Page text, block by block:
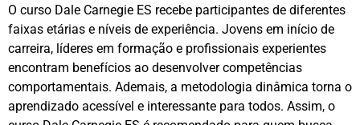
O curso Dale Carnegie ES recebe participantes de diferentes
faixas etárias e níveis de experiência. Jovens em início de
carreira, líderes em formação e profissionais experientes
encontram benefícios ao desenvolver competências
comportamentais. Ademais, a metodologia dinâmica torna o
aprendizado acessível e interessante para todos. Assim, o